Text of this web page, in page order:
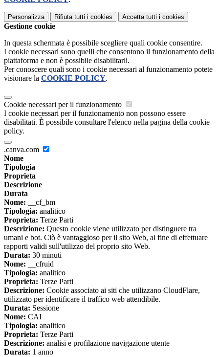
Personalizza Rifiuta tutti i cookies Accetta tutti i cookies
Gestione cookie
In questa schermata è possibile scegliere quali cookie consentire.
I cookie necessari sono quelli che consentono il funzionamento della
piattaforma e non è possibile disabilitarli.
Per conoscere quali sono i cookie necessari al funzionamento potete
visionare la COOKIE POLICY.
Cookie necessari per il funzionamento
I cookie necessari per il funzionamento non possono essere
disabilitati. È possibile consultare l'elenco nella pagina della cookie
policy.
.canva.com
Nome
Tipologia
Proprieta
Descrizione
Durata
Nome: __cf_bm
Tipologia: analitico
Proprieta: Terze Parti
Descrizione: Questo cookie viene utilizzato per distinguere tra
umani e bot. Ciò è vantaggioso per il sito Web, al fine di effettuare
rapporti validi sull'utilizzo del proprio sito Web.
Durata: 30 minuti
Nome: __cfruid
Tipologia: analitico
Proprieta: Terze Parti
Descrizione: Cookie associato ai siti che utilizzano CloudFlare,
utilizzato per identificare il traffico web attendibile.
Durata: Sessione
Nome: CAI
Tipologia: analitico
Proprieta: Terze Parti
Descrizione: analisi e profilazione navigazione utente
Durata: 1 anno